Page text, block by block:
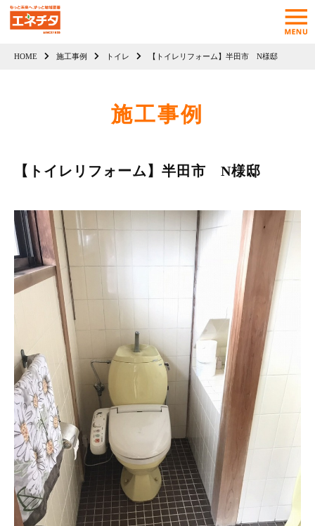
HOME 施工事例 トイレ 【トイレリフォーム】半田市 N様邸
施工事例
【トイレリフォーム】半田市 N様邸